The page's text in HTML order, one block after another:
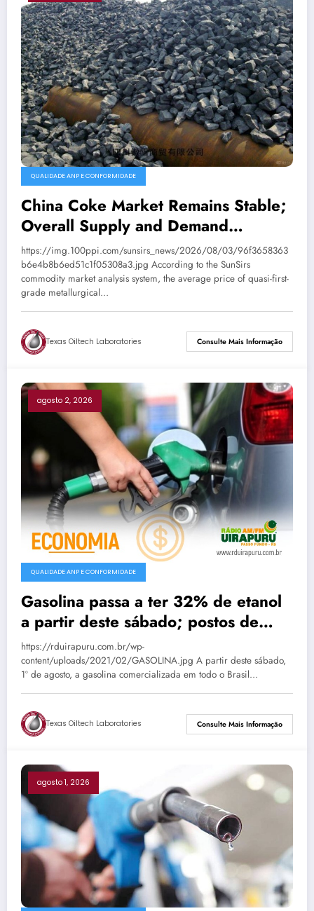
QUALIDADE ANP E CONFORMIDADE
China Coke Market Remains Stable;
Overall Supply and Demand
Balanced
https://img.100ppi.com/sunsirs_news/2026/08/03/96f3658363
b6e4b8b6ed51c1f05308a3.jpg According to the SunSirs
commodity market analysis system, the average price of quasi-first-
grade metallurgical…
Texas Oiltech Laboratories Consulte Mais Informação
agosto 2, 2026
QUALIDADE ANP E CONFORMIDADE
Gasolina passa a ter 32% de etanol
a partir deste sábado; postos de
Passo Fundo já aguardam nova
composição
https://rduirapuru.com.br/wp-
content/uploads/2021/02/GASOLINA.jpg A partir deste sábado,
1º de agosto, a gasolina comercializada em todo o Brasil…
Texas Oiltech Laboratories Consulte Mais Informação
agosto 1, 2026